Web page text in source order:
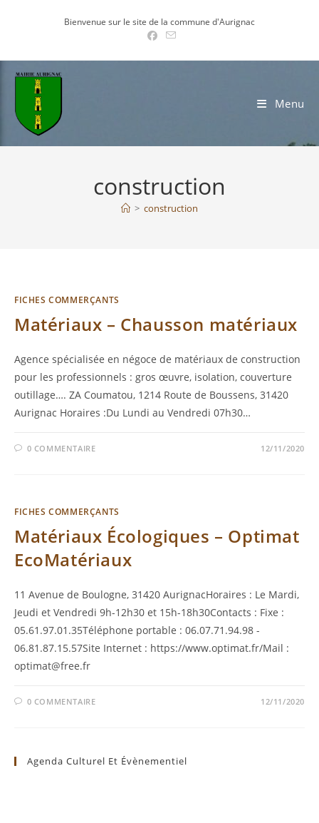
Bienvenue sur le site de la commune d'Aurignac
Menu
construction
> construction
FICHES COMMERÇANTS
Matériaux – Chausson matériaux
Agence spécialisée en négoce de matériaux de construction
pour les professionnels : gros œuvre, isolation, couverture
outillage…. ZA Coumatou, 1214 Route de Boussens, 31420
Aurignac Horaires :Du Lundi au Vendredi 07h30…
0 COMMENTAIRE 12/11/2020
FICHES COMMERÇANTS
Matériaux Écologiques – Optimat
EcoMatériaux
11 Avenue de Boulogne, 31420 AurignacHoraires : Le Mardi,
Jeudi et Vendredi 9h-12h30 et 15h-18h30Contacts : Fixe :
05.61.97.01.35Téléphone portable : 06.07.71.94.98 -
06.81.87.15.57Site Internet : https://www.optimat.fr/Mail :
optimat@free.fr
0 COMMENTAIRE 12/11/2020
Agenda Culturel Et Évènementiel